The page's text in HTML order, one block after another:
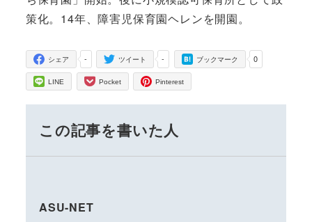
策化。14年、障害児保育園ヘレンを開園。
-
シェア -
ツイート 0
ブックマーク
LINE Pocket Pinterest
この記事を書いた人
ASU-NET